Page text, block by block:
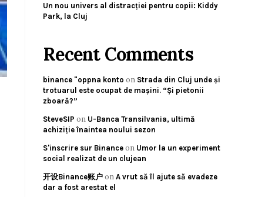
Un nou univers al distracției pentru copii: Kiddy
Park, la Cluj
Recent Comments
binance "oppna konto on Strada din Cluj unde și
trotuarul este ocupat de mașini. “Și pietonii
zboară?”
SteveSIP on U-Banca Transilvania, ultimă
achiziție înaintea noului sezon
S'inscrire sur Binance on Umor la un experiment
social realizat de un clujean
开设Binance账户 on A vrut să îl ajute să evadeze
dar a fost arestat el